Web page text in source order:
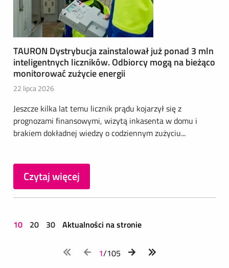
TAURON Dystrybucja zainstalował już ponad 3 mln
inteligentnych liczników. Odbiorcy mogą na bieżąco
monitorować zużycie energii
22 lipca 2026
Jeszcze kilka lat temu licznik prądu kojarzył się z
prognozami finansowymi, wizytą inkasenta w domu i
brakiem dokładnej wiedzy o codziennym zużyciu...
Czytaj więcej
10 20 30 Aktualności na stronie
1/105